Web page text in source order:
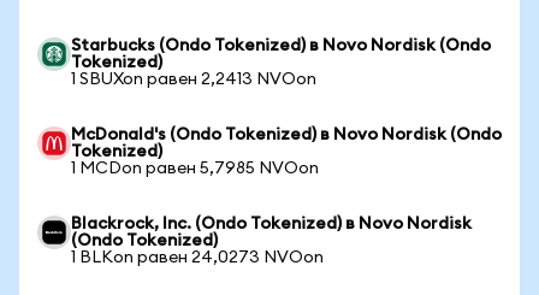
Starbucks (Ondo Tokenized) в Novo Nordisk (Ondo
Tokenized)
1 SBUXon равен 2,2413 NVOon
McDonald's (Ondo Tokenized) в Novo Nordisk (Ondo
Tokenized)
1 MCDon равен 5,7985 NVOon
Blackrock, Inc. (Ondo Tokenized) в Novo Nordisk
(Ondo Tokenized)
1 BLKon равен 24,0273 NVOon